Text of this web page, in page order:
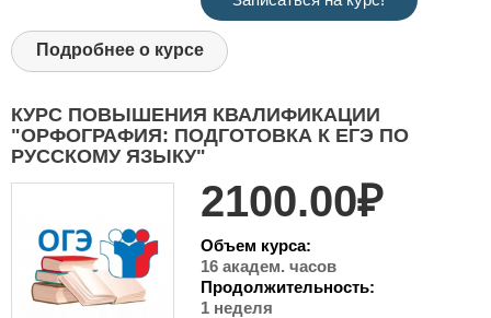
Подробнее о курсе
КУРС ПОВЫШЕНИЯ КВАЛИФИКАЦИИ
"ОРФОГРАФИЯ: ПОДГОТОВКА К ЕГЭ ПО
РУССКОМУ ЯЗЫКУ"
2100.00₽
Объем курса:
16 академ. часов
Продолжительность:
1 неделя